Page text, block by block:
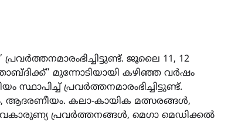
ജൂലൈ 11, 12
മുന്നോടിയായി കഴിഞ്ഞ വർഷം
പ്രവർത്തനമാരംഭിച്ചിട്ടുണ്ട്.
ആദരണീയം. കലാ-കായിക മത്സരങ്ങൾ,
പ്രവർത്തനങ്ങൾ, മെഗാ മെഡിക്കൽ